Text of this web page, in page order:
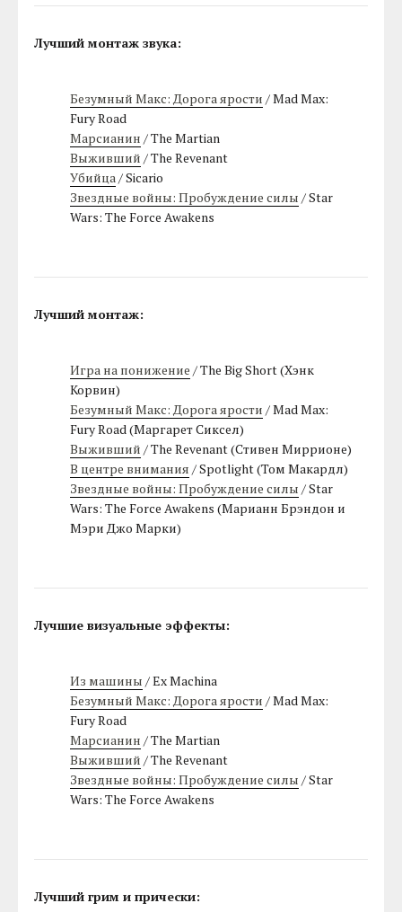
Лучший монтаж звука:
Безумный Макс: Дорога ярости / Mad Max:
Fury Road
Марсианин / The Martian
Выживший / The Revenant
Убийца/ Sicario
Звездные войны: Пробуждение силы / Star
Wars: The Force Awakens
Лучший монтаж:
Игра на понижение / The Big Short (Хэнк
Корвин)
Безумный Макс: Дорога ярости / Mad Max:
Fury Road (Маргарет Сиксел)
Выживший / The Revenant (Стивен Миррионе)
В центре внимания / Spotlight (Том Макардл)
Звездные войны: Пробуждение силы / Star
Wars: The Force Awakens (Марианн Брэндон и
Мэри Джо Марки)
Лучшие визуальные эффекты:
Из машины / Ex Machina
Безумный Макс: Дорога ярости / Mad Max:
Fury Road
Марсианин / The Martian
Выживший / The Revenant
Звездные войны: Пробуждение силы / Star
Wars: The Force Awakens
Лучший грим и прически: